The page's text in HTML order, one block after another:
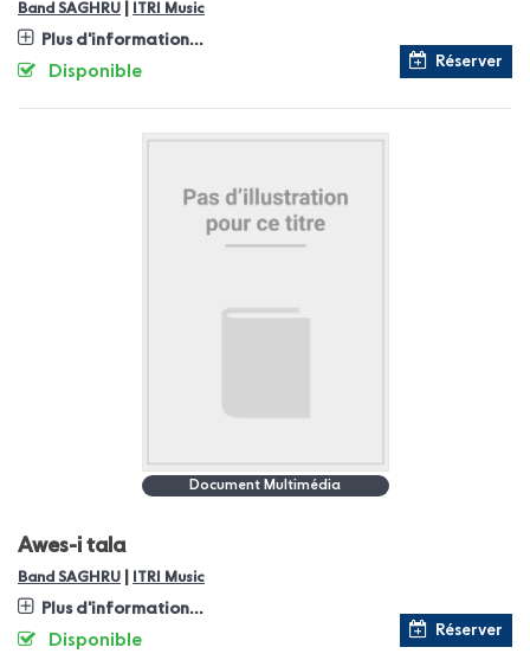
Band SAGHRU ITRI Music
Plus d'information...
Réserver
Disponible
Document Multimédia
Awes-i tala
Band SAGHRU ITRI Music
Plus d'information...
Réserver
Disponible